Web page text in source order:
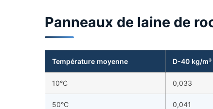
Panneaux de laine de
Température moyenne D-40 kg/m³
10°C 0,033
50°C 0,041